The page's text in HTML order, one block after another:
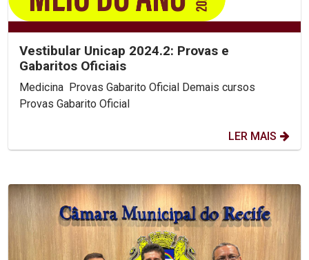
Vestibular Unicap 2024.2: Provas e
Gabaritos Oficiais
Medicina Provas Gabarito Oficial Demais cursos
LER MAIS